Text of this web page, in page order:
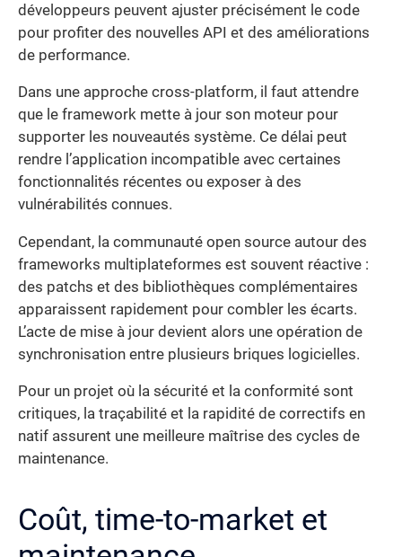
développeurs peuvent ajuster précisément le code
pour profiter des nouvelles API et des améliorations
de performance.
Dans une approche cross-platform, il faut attendre
que le framework mette à jour son moteur pour
supporter les nouveautés système. Ce délai peut
rendre l’application incompatible avec certaines
fonctionnalités récentes ou exposer à des
vulnérabilités connues.
Cependant, la communauté open source autour des
frameworks multiplateformes est souvent réactive :
des patchs et des bibliothèques complémentaires
apparaissent rapidement pour combler les écarts.
L’acte de mise à jour devient alors une opération de
synchronisation entre plusieurs briques logicielles.
Pour un projet où la sécurité et la conformité sont
critiques, la traçabilité et la rapidité de correctifs en
natif assurent une meilleure maîtrise des cycles de
maintenance.
Coût, time-to-market et